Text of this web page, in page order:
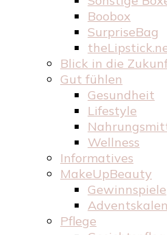
Boobox
SurpriseBag
Blick in die
Gut fühlen
Gesundheit
Lifestyle
Wellness
Informatives
MakeUpBeauty
Gewinnspiele
Pflege